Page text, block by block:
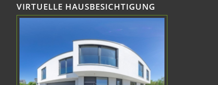
VIRTUELLE HAUSBESICHTIGUNG